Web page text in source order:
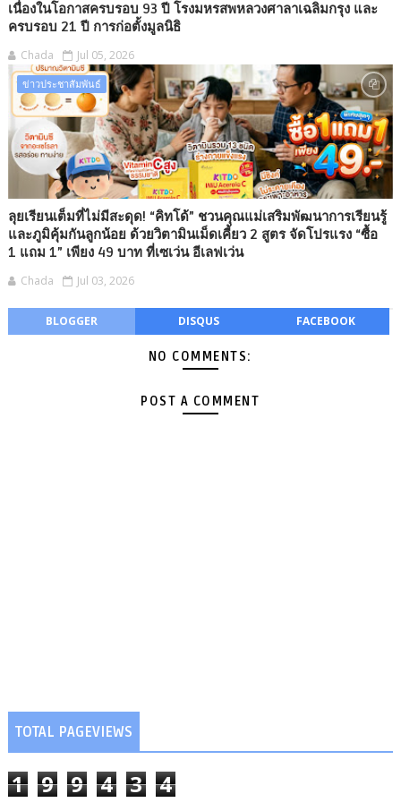
เนื่องในโอกาสครบรอบ 93 ปี โรงมหรสพหลวงศาลาเฉลิมกรุง และ
ครบรอบ 21 ปี การก่อตั้งมูลนิธิ
Chada Jul 05, 2026
ข่าวประชาสัมพันธ์
ลุยเรียนเต็มที่ไม่มีสะดุด! “คิทโด้” ชวนคุณแม่เสริมพัฒนาการเรียนรู้
และภูมิคุ้มกันลูกน้อย ด้วยวิตามินเม็ดเคี้ยว 2 สูตร จัดโปรแรง “ซื้อ
1 แถม 1” เพียง 49 บาท ที่เซเว่น อีเลฟเว่น
Chada Jul 03, 2026
BLOGGER DISQUS FACEBOOK
NO COMMENTS:
POST A COMMENT
TOTAL PAGEVIEWS
1 9 9 4 3 4